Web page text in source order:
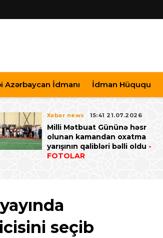
Azərbaycan İdmanı İdman Hüququ
Xəbər news 15:41 21.07.2026
Milli Mətbuat Gününə həsr
olunan kamandan oxatma
yarışının qalibləri bəlli oldu -
FOTOLAR
seçib